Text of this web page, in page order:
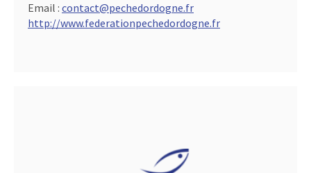
Email : contact@pechedordogne.fr
http://www.federationpechedordogne.fr